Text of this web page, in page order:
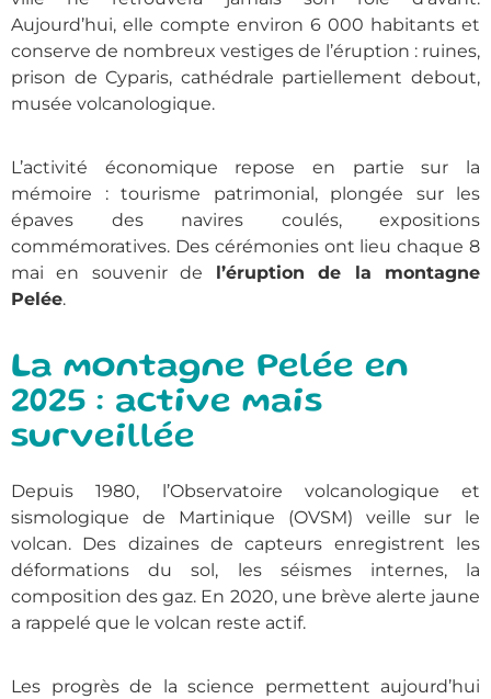
Aujourd’hui, elle compte environ 6 000 habitants et
conserve de nombreux vestiges de l’éruption : ruines,
prison de Cyparis, cathédrale partiellement debout,
musée volcanologique.
L’activité économique repose en partie sur la
mémoire : tourisme patrimonial, plongée sur les
épaves des navires coulés, expositions
commémoratives. Des cérémonies ont lieu chaque 8
mai en souvenir de
l’éruption de la montagne
Pelée.
La montagne Pelée en
2025 : active mais
surveillée
Depuis 1980, l’Observatoire volcanologique et
sismologique de Martinique (OVSM) veille sur le
volcan. Des dizaines de capteurs enregistrent les
déformations du sol, les séismes internes, la
composition des gaz. En 2020, une brève alerte jaune
a rappelé que le volcan reste actif.
Les progrès de la science permettent aujourd’hui